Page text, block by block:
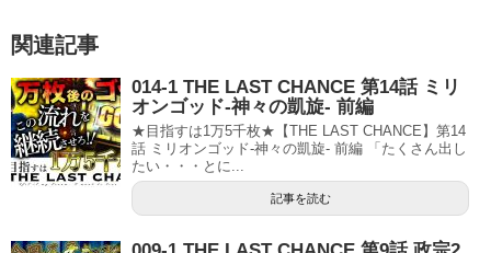
関連記事
014-1 THE LAST CHANCE 第14話 ミリ
オンゴッド-神々の凱旋- 前編
★目指すは1万5千枚★【THE LAST CHANCE】第14
話 ミリオンゴッド-神々の凱旋- 前編 「たくさん出し
たい・・・とに...
記事を読む